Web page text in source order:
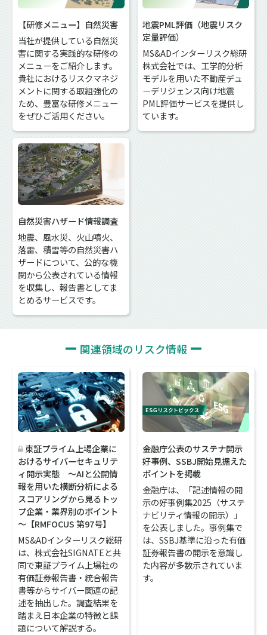
【研修メニュー】自然災害
当社が提供している自然災
害に関する実践的な研修の
メニューをご紹介します。
貴社におけるリスクマネジ
メントに関する取組強化の
ため、豊富な研修メニュー
をぜひご活用ください。
地震PML評価（地震リスク
定量評価）
MS&ADインターリスク総研
株式会社では、工学的分析
モデルを用いた不動産デュ
ーデリジェンス向け地震
PML評価サービスを提供し
ています。
自然災害ハザード情報調査
地震、風水災、火山噴火、
落雷、積雪等の自然災害ハ
ザードについて、公的な機
関から公表されている情報
を収集し、報告書としてま
とめるサービスです。
関連領域のリスク情報
東証プライム上場企業に
おけるサイバーセキュリテ
ィ開示実態 ～AIと公開情
報を用いた横断分析による
スコアリングから見るトッ
プ企業・業界別のポイント
～【RMFOCUS 第97号】
MS&ADインターリスク総研
は、株式会社SIGNATEと共
同で東証プライム上場社の
有価証券報告書・統合報告
書等からサイバー関連の記
述を抽出した。調査結果を
踏まえ日本企業の特徴と課
題について解説する。
金融庁公表のサステナ開示
好事例、SSBJ開始見据えた
ポイントを掲載
金融庁は、「記述情報の開
示の好事例集2025（サステ
ナビリティ情報の開示）」
を公表しました。事例集で
は、SSBJ基準に沿った有価
証券報告書の開示を意識し
た内容が多数示されていま
す。